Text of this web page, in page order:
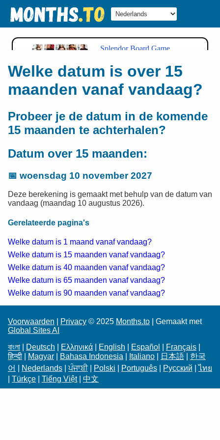
Welke datum is over 15
maanden vanaf vandaag?
Probeer je de datum in de komende
15 maanden te achterhalen?
Datum over 15 maanden:
📅 woensdag 10 november 2027
Deze berekening is gemaakt met behulp van de datum van
vandaag (maandag 10 augustus 2026).
Gerelateerde pagina's
Welke datum is 1 maand vanaf vandaag?
Welke datum is 15 maanden vanaf vandaag?
Welke datum is 40 maanden vanaf vandaag?
Welke datum is 65 maanden vanaf vandaag?
Welke datum is 90 maanden vanaf vandaag?
Voorwaarden Privacy © 2025 Months.to | Gemaakt met
Global Sites AI
বাংলা
Deutsch Ελληνικά English Español Français
हिन्दी
Magyar Bahasa Indonesia Italiano 日本語
한국
어
Nederlands |ਪੰਜਾਬੀ| Polski Português Русский |ไทย
Türkçe Tiếng Việt| 中文